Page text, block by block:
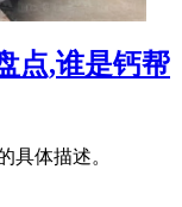
点,谁是钙帮
具体描述。